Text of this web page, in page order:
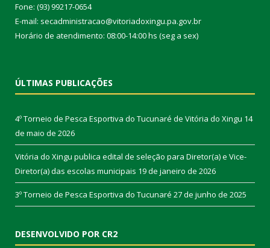
Fone: (93) 99217-0654
E-mail: secadministracao@vitoriadoxingu.pa.gov.br
Horário de atendimento: 08:00-14:00 hs (seg a sex)
ÚLTIMAS PUBLICAÇÕES
4º Torneio de Pesca Esportiva do Tucunaré de Vitória do Xingu 14
de maio de 2026
Vitória do Xingu publica edital de seleção para Diretor(a) e Vice-
Diretor(a) das escolas municipais 19 de janeiro de 2026
3º Torneio de Pesca Esportiva do Tucunaré 27 de junho de 2025
DESENVOLVIDO POR CR2